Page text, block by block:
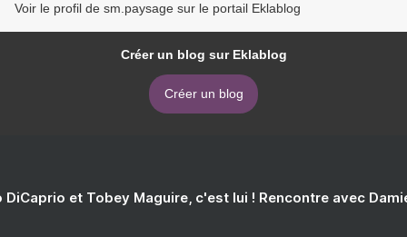
Voir le profil de sm.paysage sur le portail Eklablog
Créer un blog sur Eklablog
Créer un blog
DiCaprio et Tobey Maguire, c'est lui ! Rencontre avec